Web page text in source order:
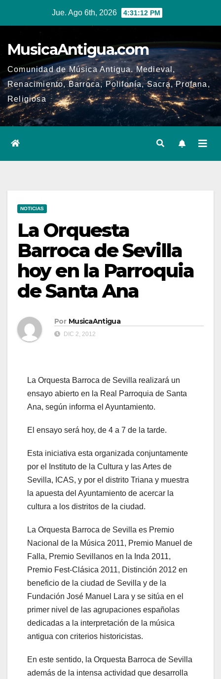
Jue. Ago 6th, 2026 4:31:12 PM
MusicaAntigua.com
Comunidad de Música Antigua. Medieval,
Renacimiento, Barroca, Polifonía, Sacra, Profana,
Religiosa
NOTICIAS
La Orquesta
Barroca de Sevilla
hoy en la Parroquia
de Santa Ana
Por MusicaAntigua
DIC 2, 2012
La Orquesta Barroca de Sevilla realizará un
ensayo abierto en la Real Parroquia de Santa
Ana, según informa el Ayuntamiento.
El ensayo será hoy, de 4 a 7 de la tarde.
Esta iniciativa esta organizada conjuntamente
por el Instituto de la Cultura y las Artes de
Sevilla, ICAS, y por el distrito Triana y muestra
la apuesta del Ayuntamiento de acercar la
cultura a los distritos de la ciudad.
La Orquesta Barroca de Sevilla es Premio
Nacional de la Música 2011, Premio Manuel de
Falla, Premio Sevillanos en la Inda 2011,
Premio Fest-Clásica 2011, Distinción 2012 en
beneficio de la ciudad de Sevilla y de la
Fundación José Manuel Lara y se sitúa en el
primer nivel de las agrupaciones españolas
dedicadas a la interpretación de la música
antigua con criterios historicistas.
En este sentido, la Orquesta Barroca de Sevilla
además de la intensa actividad que desarrolla